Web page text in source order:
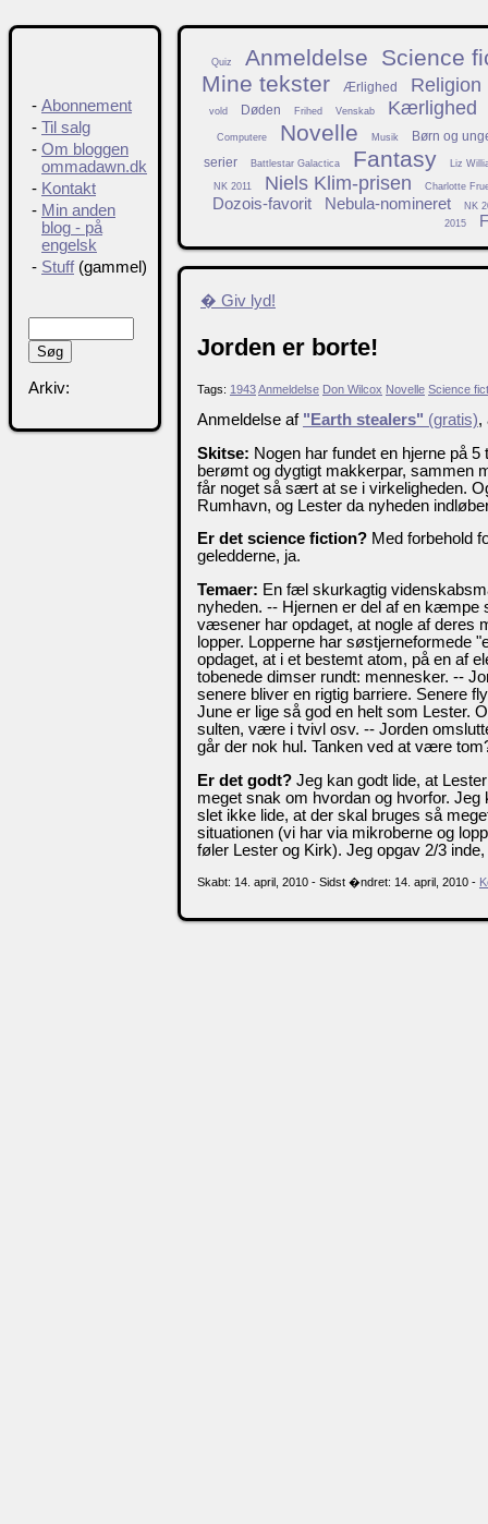
Quiz Anmeldelse
Science
Mine tekster
Ærlighed Religion
vold Døden Frihed Venskab Kærlighed
Computere Novelle Musik
Børn og
serier
Battlestar Galactica Fantasy Liz
NK 2011 Niels Klim-prisen Charlotte
Dozois-favorit Nebula-nomineret
NK
2015
� Giv lyd!
Jorden er borte!
Tags: 1943Anmeldelse Don Wilcox Novelle Science
Anmeldelse af "Earth stealers" (gratis),
Skitse: Nogen har fundet en hjerne på
berømt og dygtigt makkerpar, sammen
får noget så sært at se i virkeligheden.
Rumhavn, og Lester da nyheden
Er det science fiction? Med forbehold
geledderne, ja.
Temaer: En fæl skurkagtig
nyheden. -- Hjernen er del af en kæmpe
væsener har opdaget, at nogle af deres
lopper. Lopperne har søstjerneformede
opdaget, at i et bestemt atom, på en af
tobenede dimser rundt: mennesker. --
senere bliver en rigtig barriere. Senere
June er lige så god en helt som Lester.
sulten, være i tvivl osv. -- Jorden
går der nok hul. Tanken ved at være
Er det godt? Jeg kan godt lide, at
meget snak om hvordan og hvorfor.
slet ikke lide, at der skal bruges så
situationen (vi har via mikroberne og
føler Lester og Kirk). Jeg opgav 2/3
Skabt: 14. april, 2010 - Sidst �ndret: 14. april, 2010 -
- Abonnement
- Til salg
- Om bloggen
ommadawn.dk
- Kontakt
- Min anden
blog - på
engelsk
- Stuff(gammel)
Arkiv: